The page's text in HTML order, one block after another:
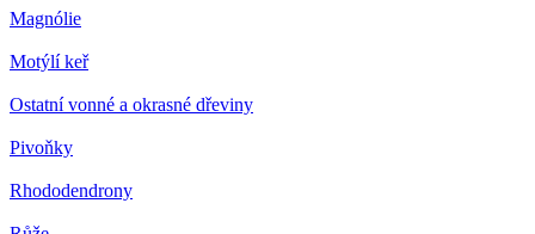
Magnólie
Motýlí keř
Ostatní vonné a okrasné dřeviny
Pivoňky
Rhododendrony